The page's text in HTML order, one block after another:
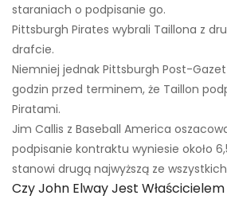
staraniach o podpisanie go.
Pittsburgh Pirates wybrali Taillona z
drafcie.
Niemniej jednak Pittsburgh Post-
godzin przed terminem, że Taillon
Piratami.
Jim Callis z Baseball America
podpisanie kontraktu wyniesie około
stanowi drugą najwyższą ze
Czy John Elway Jest